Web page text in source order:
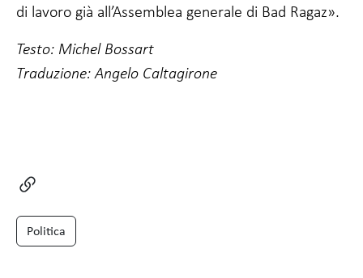
Politica
di lavoro già all’Assemblea generale di Bad Ragaz».
Testo: Michel Bossart
Traduzione: Angelo Caltagirone